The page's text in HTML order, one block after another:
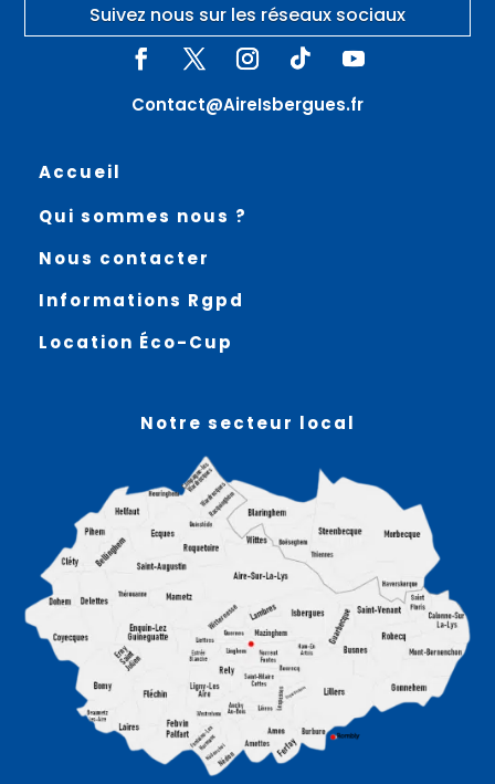
Suivez nous sur les réseaux sociaux
Contact@AireIsbergues.fr
Accueil
Qui sommes nous ?
Nous contacter
Informations Rgpd
Location Éco-Cup
Notre secteur local